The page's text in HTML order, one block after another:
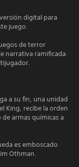
digital para
juego.
de terror
narrativa ramificada
a su fin, una unidad
King, recibe la orden
armas químicas a
es emboscado
Othman.